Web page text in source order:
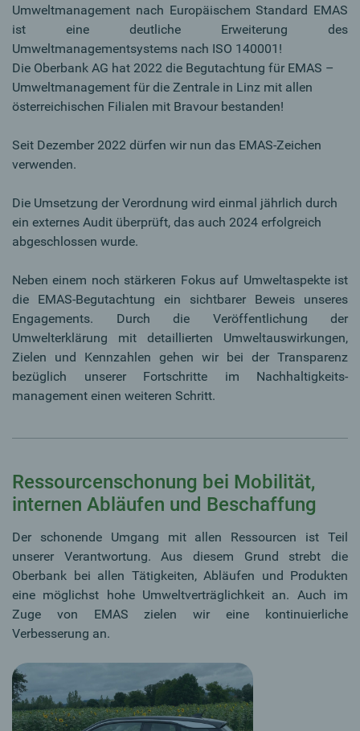
Umweltmanagement nach Europäischem Standard EMAS
ist eine deutliche Erweiterung des
Umweltmanagementsystems nach ISO 140001!
Die Oberbank AG hat 2022 die Begutachtung für EMAS –
Umweltmanagement für die Zentrale in Linz mit allen
österreichischen Filialen mit Bravour bestanden!
Seit Dezember 2022 dürfen wir nun das EMAS-Zeichen
verwenden.
Die Umsetzung der Verordnung wird einmal jährlich durch
ein externes Audit überprüft, das auch 2024 erfolgreich
abgeschlossen wurde.
Neben einem noch stärkeren Fokus auf Umweltaspekte ist
die EMAS-Begutachtung ein sichtbarer Beweis unseres
Engagements. Durch die Veröffentlichung der
Umwelterklärung mit detaillierten Umweltauswirkun­gen,
Zielen und Kennzahlen gehen wir bei der Transparenz
bezüglich unserer Fortschritte im Nachhaltigkeits­
management einen weiteren Schritt.
Ressourcenschonung bei Mobilität,
internen Abläufen und Beschaffung
Der schonende Umgang mit allen Ressourcen ist Teil
unserer Verantwortung. Aus diesem Grund strebt die
Oberbank bei allen Tätigkeiten, Abläufen und Produkten
eine möglichst hohe Umweltverträglichkeit an. Auch im
Zuge von EMAS zielen wir eine kontinuierliche
Verbesserung an.